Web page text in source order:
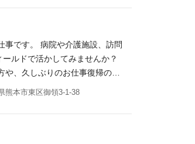
社内・現場にいるため、ユー
ているかを身近に感じながら、
3年以上） 弊社では現状以下
いる他の技術です。 ＜Web
経験 ∟GitHub CopilotやChat
領域に捉われないマルチスキ
を広げようとするチャレンジ精
い技術やトレンドに対して高い
ポート ・外出レクリエーショ
活かせます】 理学療法士とし
伝える支援 ・日常生活動作の
いきます。 身体機能の向上だ
事の魅力です。 【児童福祉分
活躍いただけます。 当法人で
ィングや情報共有を行ってい
事です。 病院や介護施設、訪問
ルドで活かしてみませんか？
、久しぶりのお仕事復帰の方
理学療法士として培ってきた
な業務内容】 ・子ども一人ひ
ポート ・外出レクリエーショ
活かせます】 理学療法士とし
熊本市東区御領3-1-38